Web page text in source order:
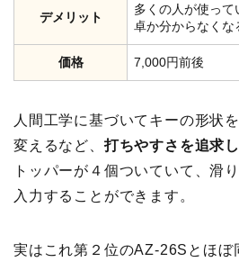
デメリット
多くの人が使っ
卓か分からなくな
価格 7,000円前後
人間工学に基づいてキーの形状
変えるなど、打ちやすさを追求
トッパーが４個ついていて、滑
入力することができます。
実はこれ第２位のAZ-26Sとほぼ